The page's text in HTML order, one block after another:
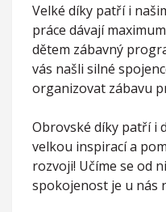
Velké díky patří i
práce dávají
dětem zábavný
vás našli silné
organizovat zábavu
Obrovské díky patří i
velkou inspirací a
rozvoji! Učíme se od
spokojenost je u nás